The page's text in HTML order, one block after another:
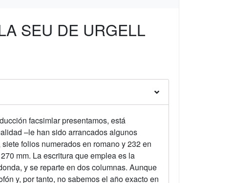
SEU DE URGELL
facsimlar presentamos, está
–le han sido arrancados algunos
folios numerados en romano y 232 en
mm. La escritura que emplea es la
y se reparte en dos columnas. Aunque
y, por tanto, no sabemos el año exacto en